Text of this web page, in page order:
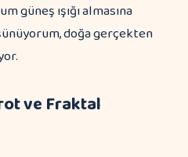
güneş ışığı almasına
doğa gerçekten
ve Fraktal